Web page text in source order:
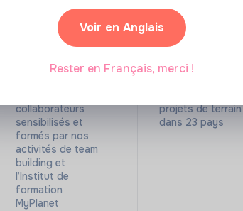
collaborateurs
sensibilisés et
formés par nos
activités de team
building et
l’Institut de
formation
MyPlanet
projets de terrain
dans 23 pays
Voir en Anglais
Rester en Français, merci !